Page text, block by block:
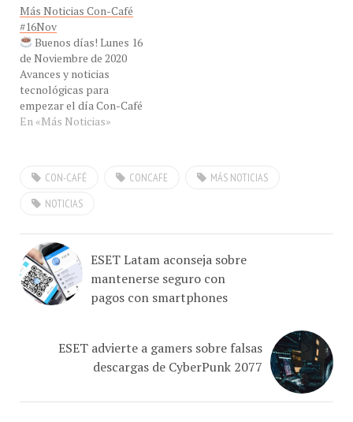
#16Nov
Buenos días! Lunes 16
de Noviembre de 2020
Avances y noticias
tecnológicas para
empezar el día Con-Café
En «Más Noticias»
NOTICIAS
mantenerse seguro con
pagos con smartphones
descargas de CyberPunk 2077